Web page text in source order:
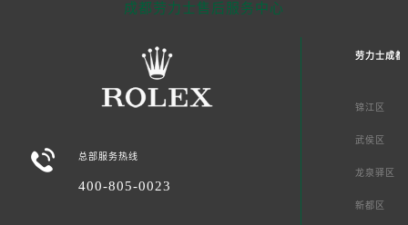
成都劳力士售后服务中心
 总部服务热线
400-805-0023
劳力士成都
锦江区
武侯区
龙泉驿区
新都区